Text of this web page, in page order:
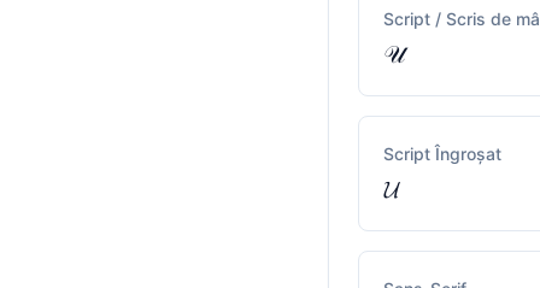
Script / Scris de
𝒰
Script Îngroșat
𝓤